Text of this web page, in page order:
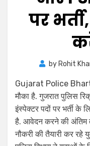
पर
by Rohit
Gujarat Police
मौका है. गुजरात पुलिस
इंस्पेक्टर पदों पर भर्ती के
है. आवेदन करने की अंतिम
नौकरी की तैयारी कर